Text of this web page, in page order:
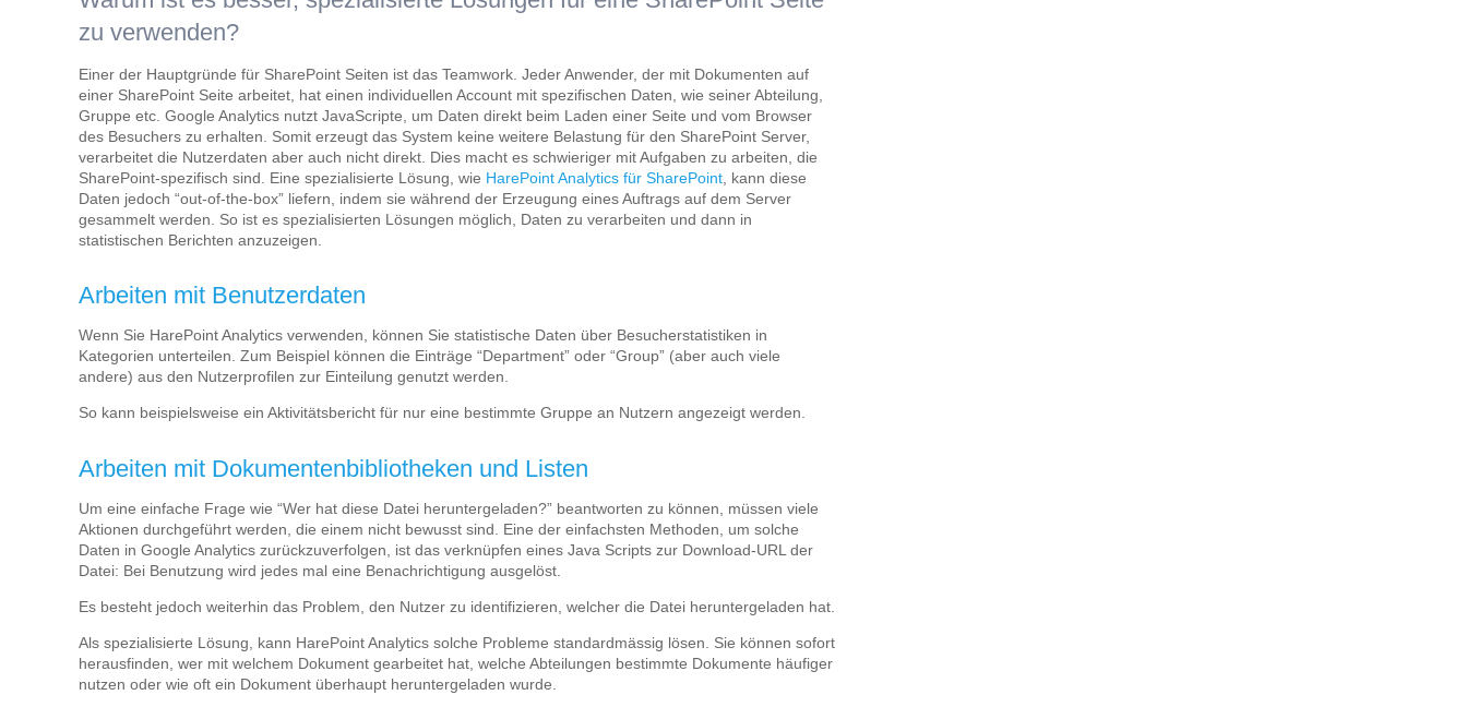
zu verwenden?
Einer der Hauptgründe für SharePoint Seiten ist das Teamwork. Jeder Anwender, der mit Dokumenten auf
einer SharePoint Seite arbeitet, hat einen individuellen Account mit spezifischen Daten, wie seiner Abteilung,
Gruppe etc. Google Analytics nutzt JavaScripte, um Daten direkt beim Laden einer Seite und vom Browser
des Besuchers zu erhalten. Somit erzeugt das System keine weitere Belastung für den SharePoint Server,
verarbeitet die Nutzerdaten aber auch nicht direkt. Dies macht es schwieriger mit Aufgaben zu arbeiten, die
SharePoint-spezifisch sind. Eine spezialisierte Lösung, wie HarePoint Analytics für SharePoint , kann diese
Daten jedoch “out-of-the-box” liefern, indem sie während der Erzeugung eines Auftrags auf dem Server
gesammelt werden. So ist es spezialisierten Lösungen möglich, Daten zu verarbeiten und dann in
statistischen Berichten anzuzeigen.
Arbeiten mit Benutzerdaten
Wenn Sie HarePoint Analytics verwenden, können Sie statistische Daten über Besucherstatistiken in
Kategorien unterteilen. Zum Beispiel können die Einträge “Department” oder “Group” (aber auch viele
andere) aus den Nutzerprofilen zur Einteilung genutzt werden.
So kann beispielsweise ein Aktivitätsbericht für nur eine bestimmte Gruppe an Nutzern angezeigt werden.
Arbeiten mit Dokumentenbibliotheken und Listen
Um eine einfache Frage wie “Wer hat diese Datei heruntergeladen?” beantworten zu können, müssen viele
Aktionen durchgeführt werden, die einem nicht bewusst sind. Eine der einfachsten Methoden, um solche
Daten in Google Analytics zurückzuverfolgen, ist das verknüpfen eines Java Scripts zur Download-URL der
Datei: Bei Benutzung wird jedes mal eine Benachrichtigung ausgelöst.
Es besteht jedoch weiterhin das Problem, den Nutzer zu identifizieren, welcher die Datei heruntergeladen hat.
Als spezialisierte Lösung, kann HarePoint Analytics solche Probleme standardmässig lösen. Sie können sofort
herausfinden, wer mit welchem Dokument gearbeitet hat, welche Abteilungen bestimmte Dokumente häufiger
nutzen oder wie oft ein Dokument überhaupt heruntergeladen wurde.